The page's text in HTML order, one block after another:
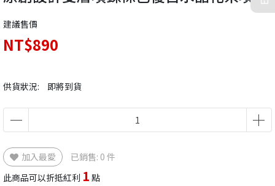
建議售價
NT$890
供貨狀況: 即將到貨
加入最愛
已銷售: 0 件
此商品可以折抵紅利 1 點